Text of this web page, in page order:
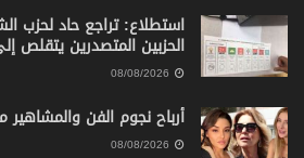
استطلاع: تراجع حاد لحزب
الحزبين المتصدرين يتقلص إلى 2.5
أرباح نجوم الفن والمشاهير